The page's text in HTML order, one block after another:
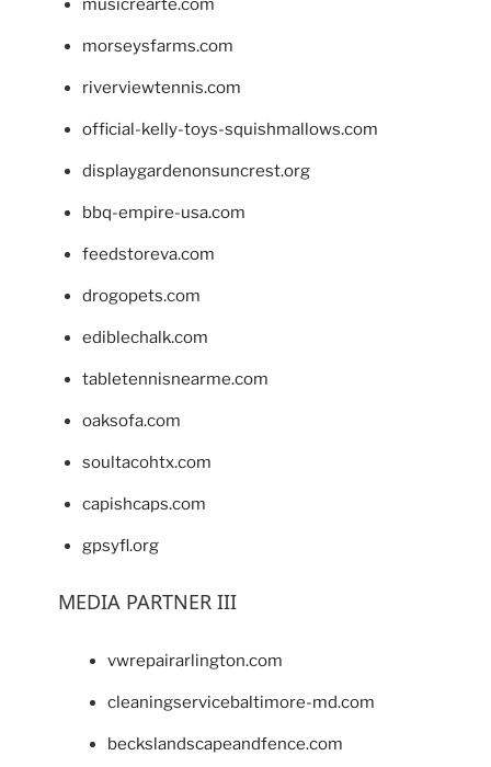
musicrearte.com
morseysfarms.com
riverviewtennis.com
official-kelly-toys-squishmallows.com
displaygardenonsuncrest.org
bbq-empire-usa.com
feedstoreva.com
drogopets.com
ediblechalk.com
tabletennisnearme.com
oaksofa.com
soultacohtx.com
capishcaps.com
gpsyfl.org
MEDIA PARTNER III
vwrepairarlington.com
cleaningservicebaltimore-md.com
beckslandscapeandfence.com